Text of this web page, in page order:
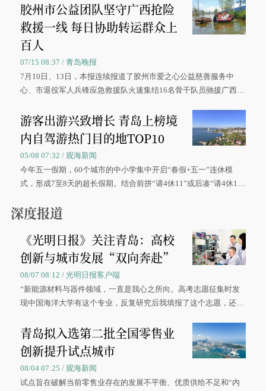
胶州市公益团队坚守广西抢险
救援一线 每日协助转运群众上
百人
07/15 08:37 / 青岛晚报
7月10日、13日，本报连续报道了胶州市爱之心公益慈善服务中
心、市退役军人兵锋应急救援队火速集结16名骨干队员驰援广西灾
游客出游兴致增长 青岛上榜境
内自驾游热门目的地TOP10
05/08 07:32 / 观海新闻
今年五一假期，60个城市的中小学集中开启“春假+五一”连休模
式，形成7至8天的超长假期。结合前拼“请4休11”或后凑“请4休1
深度报道
《光明日报》关注青岛：高校
创新与城市发展“双向奔赴”
08/07 08:12 / 光明日报客户端
“新能源材料与器件领域，一直是我心之所向。高考志愿征集时发
现中国海洋大学有这个专业，反复研究后我填报了这个志愿，还真
大学材料科学与工程学院材料类专业的录取通知书。
青岛拟入选第二批全国零售业
创新提升试点城市
08/04 07:25 / 观海新闻
试点旨在破解当前零售业存在的发展不平衡、优质供给不足和“内